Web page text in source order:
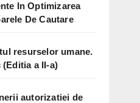
In Optimizarea
De Cautare
resurselor umane.
a II-a)
autorizatiei de